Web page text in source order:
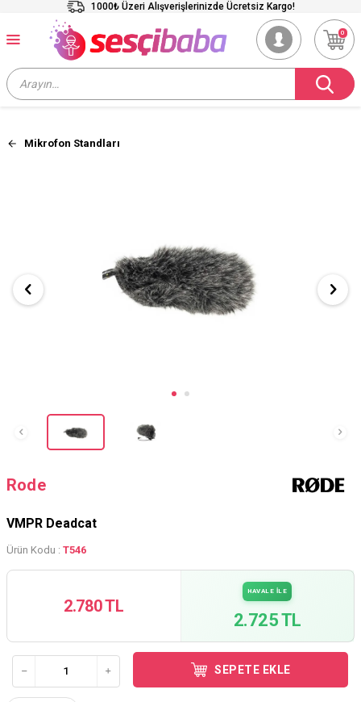
1000₺ Üzeri Alışverişlerinizde Ücretsiz Kargo!
0
Mikrofon Standları
Rode
VMPR Deadcat
Ürün Kodu : T546
2.780 TL
HAVALE İLE
2.725 TL
SEPETE EKLE